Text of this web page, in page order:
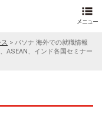
> パソナ 海外での就職情報
ASEAN、インド各国セミナー